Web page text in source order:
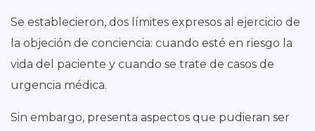
Se establecieron, dos límites expresos al ejercicio de
la objeción de conciencia: cuando esté en riesgo la
vida del paciente y cuando se trate de casos de
urgencia médica.
Sin embargo, presenta aspectos que pudieran ser